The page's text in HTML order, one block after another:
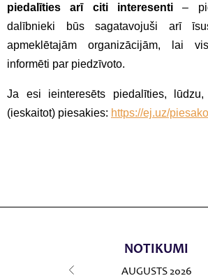
piedalīties arī citi interesenti –
dalībnieki būs sagatavojuši arī
apmeklētajām organizācijām, lai
informēti par piedzīvoto.
Ja esi ieinteresēts piedalīties, lūdzu,
(ieskaitot) piesakies: https://ej.uz/
NOTIKUMI
AUGUSTS 2026